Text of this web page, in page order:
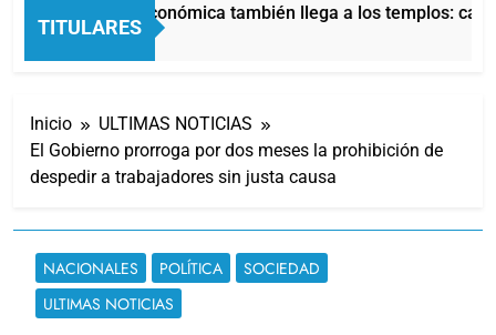
TITULARES
La crisis económica también llega a los templos:
9 Horas Atrás
Inicio
ULTIMAS NOTICIAS
El Gobierno prorroga por dos meses la prohibición de
despedir a trabajadores sin justa causa
NACIONALES POLÍTICA
SOCIEDAD
ULTIMAS NOTICIAS